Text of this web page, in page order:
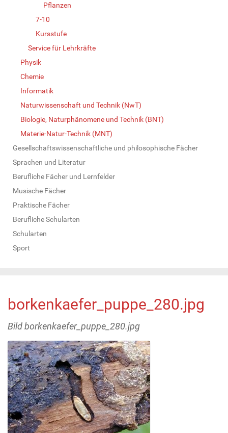
Pflanzen
7-10
Kursstufe
Service für Lehrkräfte
Physik
Chemie
Informatik
Naturwissenschaft und Technik (NwT)
Biologie, Naturphänomene und Technik (BNT)
Materie-Natur-Technik (MNT)
Gesellschaftswissenschaftliche und philosophische Fächer
Sprachen und Literatur
Berufliche Fächer und Lernfelder
Musische Fächer
Praktische Fächer
Berufliche Schularten
Schularten
Sport
borkenkaefer_puppe_280.jpg
Bild borkenkaefer_puppe_280.jpg